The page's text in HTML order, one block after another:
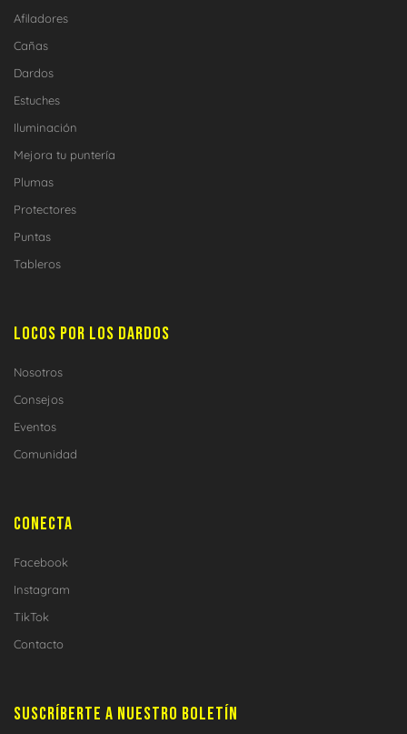
Afiladores
Cañas
Dardos
Estuches
Iluminación
Mejora tu puntería
Plumas
Protectores
Puntas
Tableros
LOCOS POR LOS DARDOS
Nosotros
Consejos
Eventos
Comunidad
CONECTA
Facebook
Instagram
TikTok
Contacto
SUSCRÍBERTE A NUESTRO BOLETÍN